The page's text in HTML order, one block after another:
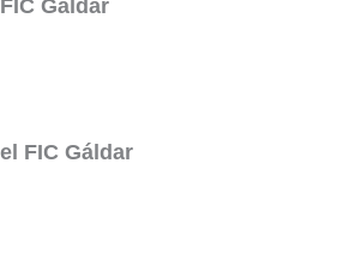
Gáldar
FIC Gáldar